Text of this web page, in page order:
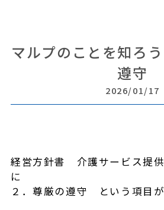
マルプのことを知ろ
遵守
2026/01/17
経営方針書 介護サービス提
に
２．尊厳の遵守 という項目が